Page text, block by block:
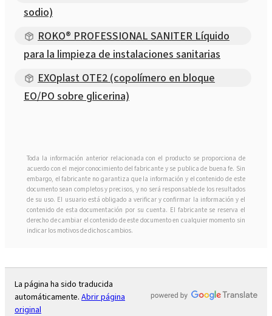
sodio)
ROKO® PROFESSIONAL SANITER Líquido
para la limpieza de instalaciones sanitarias
EXOplast OTE2 (copolímero en bloque
EO/PO sobre glicerina)
Toda la información anterior relacionada con el producto se proporciona de
acuerdo con el mejor conocimiento del fabricante y se publica de buena fe. Sin
embargo, el fabricante no garantiza que la información y el contenido de este
documento sean completos y precisos, y no será responsable de los resultados
de su uso. El usuario está obligado a verificar y confirmar la información y el
contenido de esta documentación por su cuenta. El fabricante se reserva el
derecho de cambiar el contenido de este documento en cualquier momento sin
indicar los motivos de dichos cambios.
La página ha sido traducida
automáticamente. Abrir página
original